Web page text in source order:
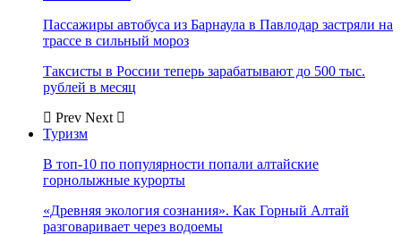
Пассажиры автобуса из Барнаула в Павлодар застряли на
трассе в сильный мороз
Таксисты в России теперь зарабатывают до 500 тыс.
рублей в месяц
Prev Next
Туризм
В топ-10 по популярности попали алтайские
горнолыжные курорты
«Древняя экология сознания». Как Горный Алтай
разговаривает через водоемы